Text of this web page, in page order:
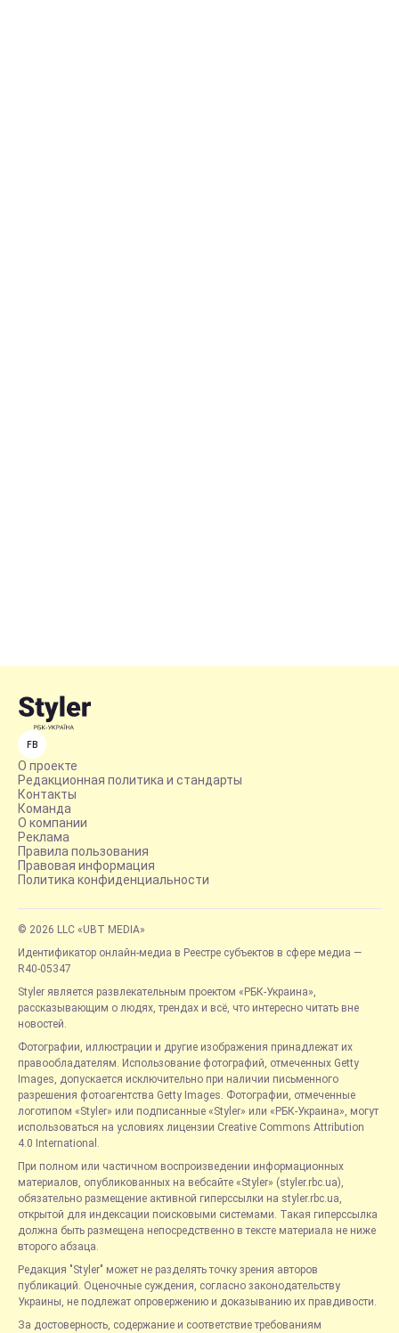
FB
О проекте
Редакционная политика и стандарты
Контакты
Команда
О компании
Реклама
Правила пользования
Правовая информация
Политика конфиденциальности
© 2026 LLC «UBT MEDIA»
Идентификатор онлайн-медиа в Реестре субъектов в сфере медиа —
R40-05347
Styler является развлекательным проектом «РБК-Украина»,
рассказывающим о людях, трендах и всё, что интересно читать вне
новостей.
Фотографии, иллюстрации и другие изображения принадлежат их
правообладателям. Использование фотографий, отмеченных Getty
Images, допускается исключительно при наличии письменного
разрешения фотоагентства Getty Images. Фотографии, отмеченные
логотипом «Styler» или подписанные «Styler» или «РБК-Украина», могут
использоваться на условиях лицензии Creative Commons Attribution
4.0 International.
При полном или частичном воспроизведении информационных
материалов, опубликованных на вебсайте «Styler» (styler.rbc.ua),
обязательно размещение активной гиперссылки на styler.rbc.ua,
открытой для индексации поисковыми системами. Такая гиперссылка
должна быть размещена непосредственно в тексте материала не ниже
второго абзаца.
Редакция "Styler" может не разделять точку зрения авторов
публикаций. Оценочные суждения, согласно законодательству
Украины, не подлежат опровержению и доказыванию их правдивости.
За достоверность, содержание и соответствие требованиям